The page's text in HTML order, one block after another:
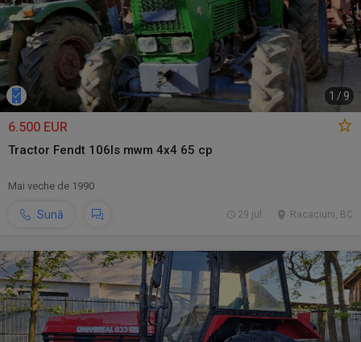
1 / 9
6.500 EUR
Tractor Fendt 106ls mwm 4x4 65 cp
Mai veche de 1990
Sună Racaciuni, BC
29 jul.